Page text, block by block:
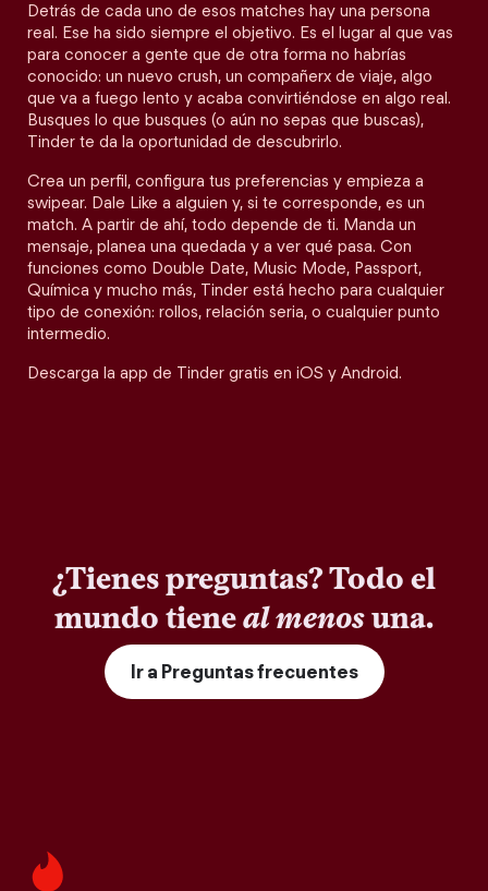
Detrás de cada uno de esos matches hay una persona
real. Ese ha sido siempre el objetivo. Es el lugar al que vas
para conocer a gente que de otra forma no habrías
conocido: un nuevo crush, un compañerx de viaje, algo
que va a fuego lento y acaba convirtiéndose en algo real.
Busques lo que busques (o aún no sepas que buscas),
Tinder te da la oportunidad de descubrirlo.
Crea un perfil, configura tus preferencias y empieza a
swipear. Dale Like a alguien y, si te corresponde, es un
match. A partir de ahí, todo depende de ti. Manda un
mensaje, planea una quedada y a ver qué pasa. Con
funciones como Double Date, Music Mode, Passport,
Química y mucho más, Tinder está hecho para cualquier
tipo de conexión: rollos, relación seria, o cualquier punto
intermedio.
Descarga la app de Tinder gratis en iOS y Android.
¿Tienes preguntas? Todo el
mundo tieneal menosuna.
Ir a Preguntas frecuentes